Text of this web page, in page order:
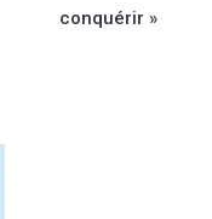
conquérir »